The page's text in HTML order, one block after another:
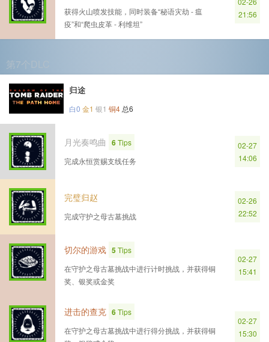
获得火山喷发技能，同时装备“秘语灾劫 - 瘟
疫”和“爬虫皮革 - 利维坦”
21:56
第7个DLC
归途
白0 金1 银1 铜4 总6
月光奏鸣曲 6Tips
完成永恒赏赐支线任务
02-27
14:06
完璧归赵
完成守护之母古墓挑战
02-26
22:52
切尔的游戏 5Tips
在守护之母古墓挑战中进行计时挑战，并获得铜
奖、银奖或金奖
02-27
15:41
进击的查克 6Tips
在守护之母古墓挑战中进行得分挑战，并获得铜
02-27
15:30